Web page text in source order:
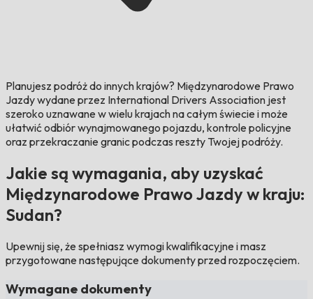
Planujesz podróż do innych krajów? Międzynarodowe Prawo
Jazdy wydane przez International Drivers Association jest
szeroko uznawane w wielu krajach na całym świecie i może
ułatwić odbiór wynajmowanego pojazdu, kontrole policyjne
oraz przekraczanie granic podczas reszty Twojej podróży.
Jakie są wymagania, aby uzyskać
Międzynarodowe Prawo Jazdy w kraju:
Sudan?
Upewnij się, że spełniasz wymogi kwalifikacyjne i masz
przygotowane następujące dokumenty przed rozpoczęciem.
Wymagane dokumenty